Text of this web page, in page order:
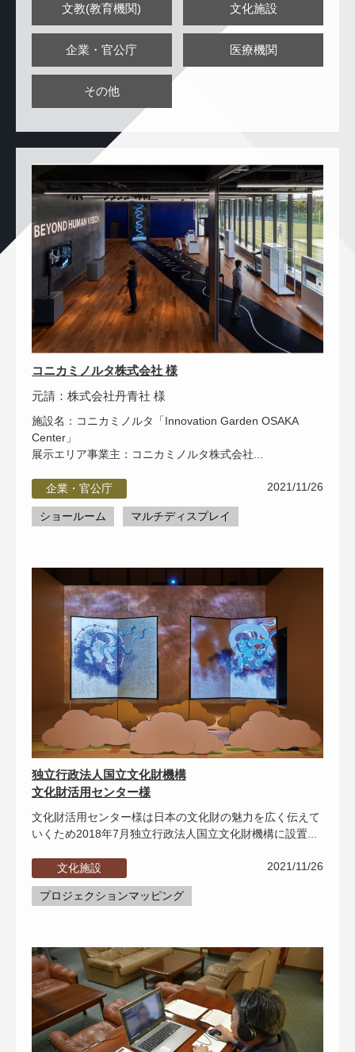
文教(教育機関) 文化施設
企業・官公庁 医療機関
その他
コニカミノルタ株式会社 様
元請：株式会社丹青社 様
施設名：コニカミノルタ「Innovation Garden OSAKA
Center」
展示エリア事業主：コニカミノルタ株式会社...
企業・官公庁 2021/11/26
ショールーム マルチディスプレイ
独立行政法人国立文化財機構
文化財活用センター様
文化財活用センター様は日本の文化財の魅力を広く伝えて
いくため2018年7月独立行政法人国立文化財機構に設置...
文化施設 2021/11/26
プロジェクションマッピング